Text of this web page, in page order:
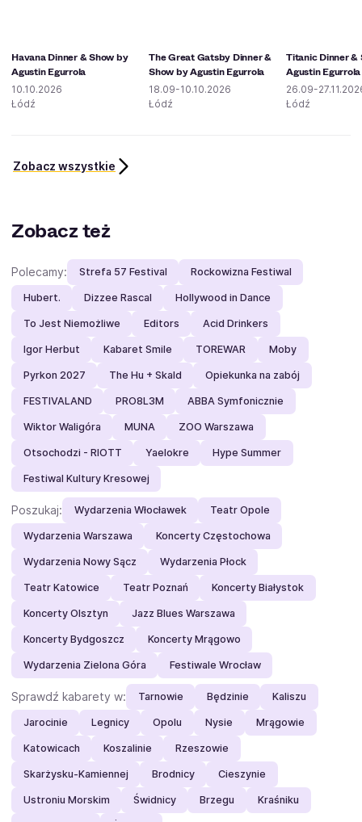
Havana Dinner & Show by
Agustin Egurrola
10.10.2026
Łódź
The Great Gatsby Dinner &
Show by Agustin Egurrola
18.09-10.10.2026
Łódź
Titanic Dinner &
Agustin Egurrola
26.09-
Łódź
Zobacz wszystkie
Zobacz też
Polecamy: Strefa 57 Festival Rockowizna Festiwal
Hubert. Dizzee Rascal Hollywood in Dance
To Jest Niemożliwe Editors Acid Drinkers
Igor Herbut Kabaret Smile TOREWAR Moby
Pyrkon 2027 The Hu + Skald Opiekunka na zabój
FESTIVALAND PRO8L3M ABBA Symfonicznie
Wiktor Waligóra MUNA ZOO Warszawa
Otsochodzi - RIOTT Yaelokre Hype Summer
Festiwal Kultury Kresowej
Poszukaj: Wydarzenia Włocławek Teatr Opole
Wydarzenia Warszawa Koncerty Częstochowa
Wydarzenia Nowy Sącz Wydarzenia Płock
Teatr Katowice Teatr Poznań Koncerty Białystok
Koncerty Olsztyn Jazz Blues Warszawa
Koncerty Bydgoszcz Koncerty Mrągowo
Wydarzenia Zielona Góra Festiwale Wrocław
Sprawdź kabarety w: Tarnowie Będzinie Kaliszu
Jarocinie Legnicy Opolu Nysie Mrągowie
Katowicach Koszalinie Rzeszowie
Skarżysku-Kamiennej Brodnicy Cieszynie
Ustroniu Morskim Świdnicy Brzegu Kraśniku